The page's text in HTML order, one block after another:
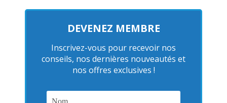
DEVENEZ MEMBRE
Inscrivez-vous pour recevoir nos
conseils, nos dernières nouveautés et
nos offres exclusives !